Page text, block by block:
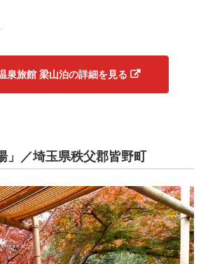
泉旅館 梁山泊の詳細を見る
」／埼玉県秩父郡皆野町